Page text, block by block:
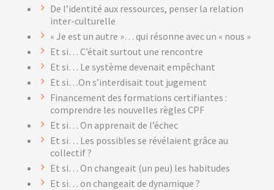
De l’identité aux ressources, penser la relation
inter-culturelle
« Je est un autre »… qui résonne avec un « nous »
Et si… C’était surtout une rencontre
Et si… Le système devenait empêchant
Et si…On s’interdisait tout jugement
Financement des formations certifiantes :
comprendre les nouvelles règles CPF
Et si… On apprenait de l’échec
Et si… Les possibles se révélaient grâce au
collectif ?
Et si… On changeait (un peu) les habitudes
Et si… on changeait de dynamique ?